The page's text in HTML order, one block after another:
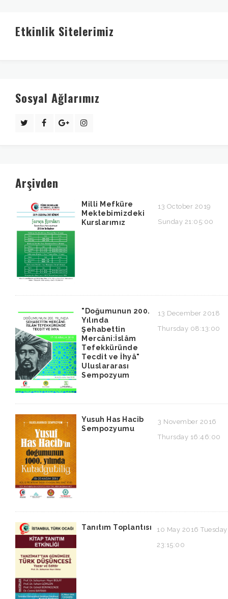
Etkinlik Sitelerimiz
Sosyal Ağlarımız
Arşivden
Milli Mefküre
Mektebimizdeki
Kurslarımız
13 October 2019
Sunday 21:05:00
"Doğumunun 200.
Yılında
Şehabettin
Mercâni:İslâm
Tefekküründe
Tecdit ve İhyâ"
Uluslararası
Sempozyum
13 December 2018
Thursday 08:13:00
Yusuh Has Hacib
Sempozyumu
3 November 2016
Thursday 16:46:00
Tanıtım Toplantısı
10 May 2016 Tuesday
23:15:00